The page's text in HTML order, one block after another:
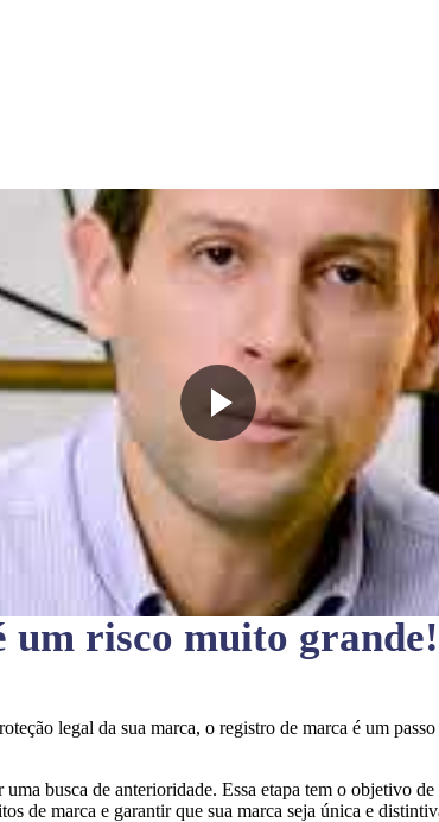
um risco muito grande!
legal da sua marca, o registro de marca é um
uma busca de anterioridade. Essa etapa tem o objetivo
de marca e garantir que sua marca seja única e